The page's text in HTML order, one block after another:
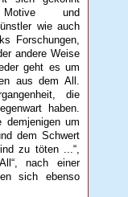
und
wie auch
Forschungen,
andere Weise
geht es um
aus dem All.
die
haben.
um
dem Schwert
zu töten ...“,
nach einer
sich ebenso